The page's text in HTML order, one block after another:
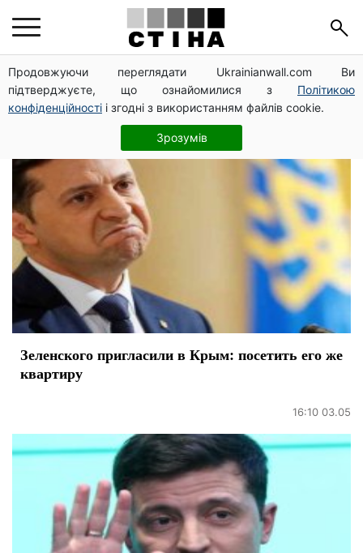
Продовжуючи переглядати Ukrainianwall.com Ви
підтверджуєте, що ознайомилися з Політикою
конфіденційності і згодні з використанням файлів cookie.
Зрозумів
Зеленский президент
Зеленского пригласили в Крым: посетить его же
квартиру
16:10 03.05